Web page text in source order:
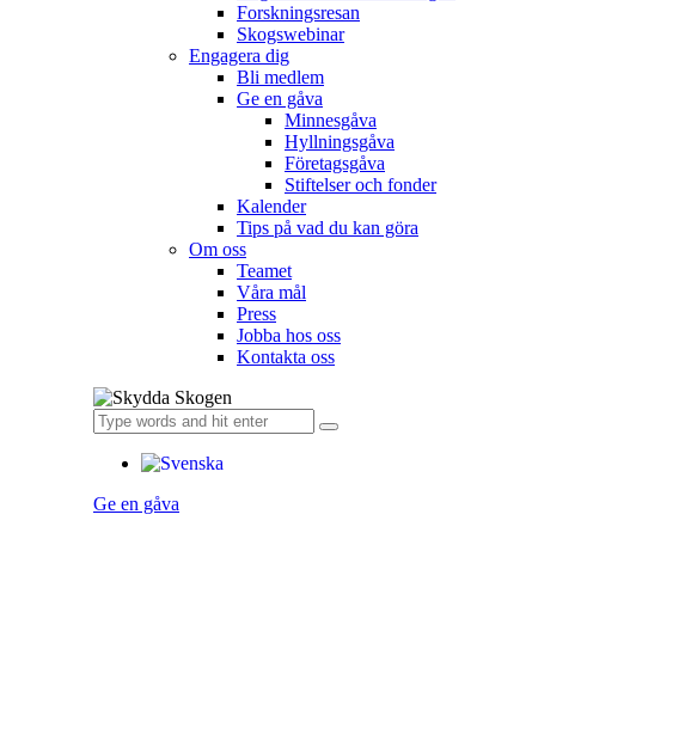
Forskningsresan
Skogswebinar
Engagera dig
Bli medlem
Ge en gåva
Minnesgåva
Hyllningsgåva
Företagsgåva
Stiftelser och fonder
Kalender
Tips på vad du kan göra
Om oss
Teamet
Våra mål​
Press
Jobba hos oss
Kontakta oss
Ge en gåva